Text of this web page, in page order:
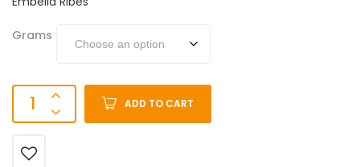
Grams
ADD TO CART